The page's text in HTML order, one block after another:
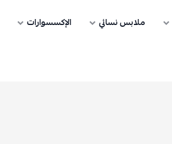
ملابس نسائي
الإكسسوارات